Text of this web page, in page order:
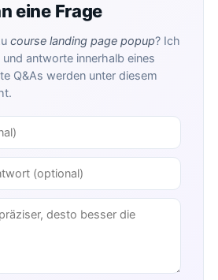
eine Frage
course landing page popup? Ich
antworte innerhalb eines
Q&As werden unter diesem